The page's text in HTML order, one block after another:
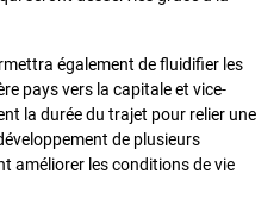
également de fluidifier les
pays vers la capitale et vice-
la durée du trajet pour relier une
de plusieurs
améliorer les conditions de vie